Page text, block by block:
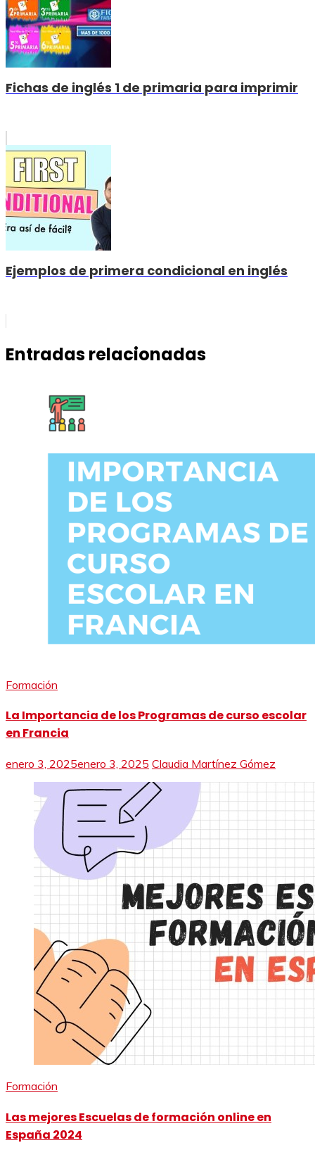
Fichas de inglés 1 de primaria para imprimir
Ejemplos de primera condicional en inglés
Entradas relacionadas
Formación
La Importancia de los Programas de curso escolar
en Francia
enero 3, 2025enero 3, 2025 Claudia Martínez Gómez
Formación
Las mejores Escuelas de formación online en
España 2024